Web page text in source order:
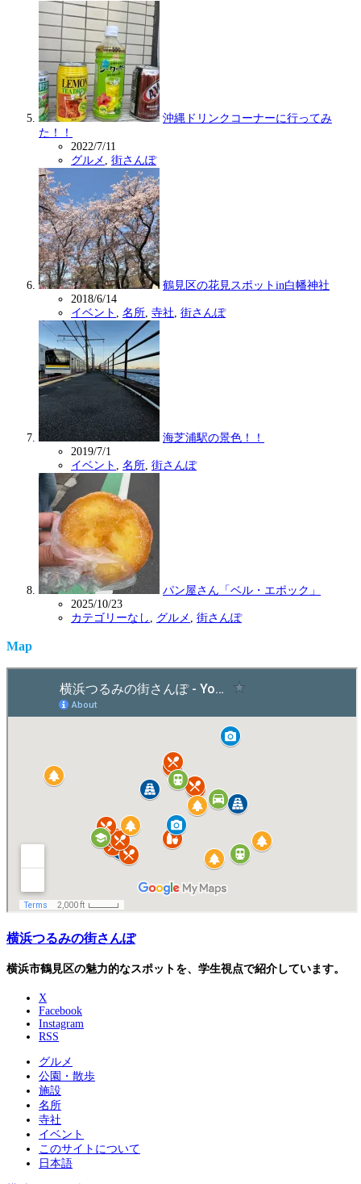
沖縄ドリンクコーナーに行ってみ
た！！
2022/7/11
グルメ
街さんぽ
鶴見区の花見スポットin白幡神社
2018/6/14
イベント
名所 寺社 街さんぽ
海芝浦駅の景色！！
2019/7/1
イベント
名所 街さんぽ
パン屋さん「ベル・エポック」
2025/10/23
カテゴリーなし
グルメ 街さんぽ
Map
横浜つるみの街さんぽ
横浜市鶴見区の魅力的なスポットを、学生視点で紹介しています。
X
Facebook
Instagram
RSS
グルメ
公園・散歩
施設
名所
寺社
イベント
このサイトについて
日本語